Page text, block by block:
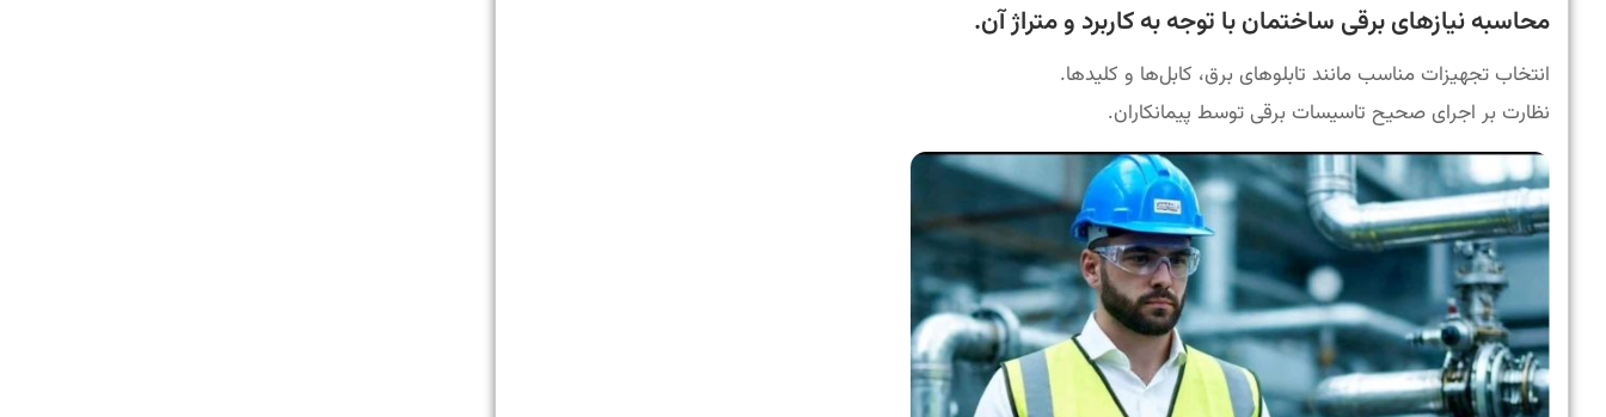
محاسبه نیازهای برقی ساختمان با توجه به کاربرد و متراژ آن.
انتخاب تجهیزات مناسب مانند تابلوهای برق، کابل‌ها و کلیدها.
نظارت بر اجرای صحیح تاسیسات برقی توسط پیمانکاران.